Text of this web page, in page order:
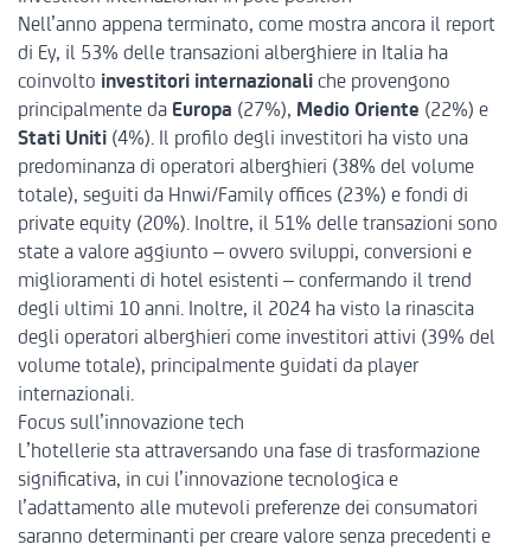
Nell’anno appena terminato, come mostra ancora il report
di Ey, il 53% delle transazioni alberghiere in Italia ha
coinvolto investitori internazionali che provengono
principalmente da Europa (27%), Medio Oriente (22%) e
Stati Uniti (4%). Il profilo degli investitori ha visto una
predominanza di operatori alberghieri (38% del volume
totale), seguiti da Hnwi/Family offices (23%) e fondi di
private equity (20%). Inoltre, il 51% delle transazioni sono
state a valore aggiunto – ovvero sviluppi, conversioni e
miglioramenti di hotel esistenti – confermando il trend
degli ultimi 10 anni. Inoltre, il 2024 ha visto la rinascita
degli operatori alberghieri come investitori attivi (39% del
volume totale), principalmente guidati da player
internazionali.
Focus sull’innovazione tech
L’hotellerie sta attraversando una fase di trasformazione
significativa, in cui l’innovazione tecnologica e
l’adattamento alle mutevoli preferenze dei consumatori
saranno determinanti per creare valore senza precedenti e